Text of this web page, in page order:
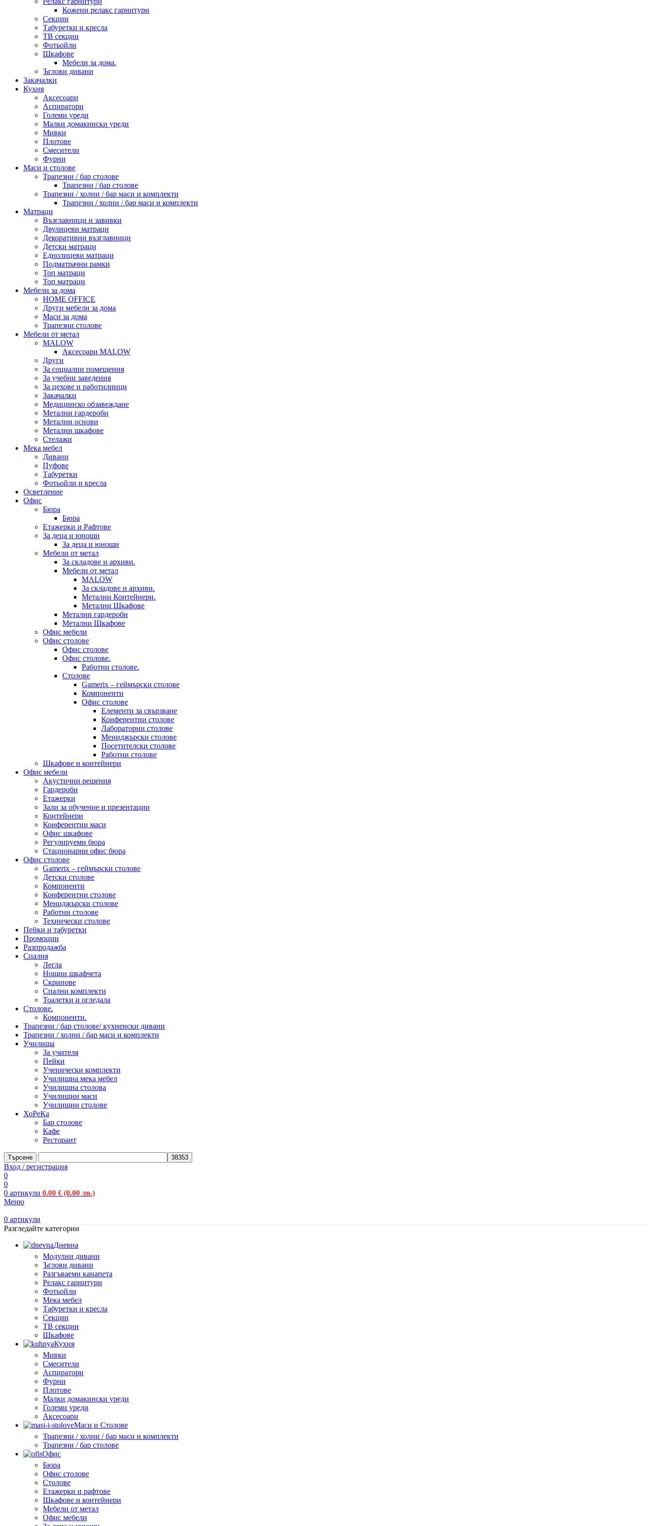
Кожени релакс гарнитури
Секции
Табуретки и кресла
ТВ секции
Фотьойли
Шкафове
Мебели за дома.
Ъглови дивани
Закачалки
Кухня
Аксесоари
Аспиратори
Големи уреди
Малки домакински уреди
Мивки
Плотове
Смесители
Фурни
Маси и столове
Трапезни / бар столове
Трапезни / бар столове
Трапезни / холни / бар маси и комплекти
Трапезни / холни / бар маси и комплекти
Матраци
Възглавници и завивки
Двулицеви матраци
Декоративни възглавници
Детски матраци
Еднолицеви матраци
Подматрачни рамки
Топ матраци
Топ матраци
Мебели за дома
HOME OFFICE
Други мебели за дома
Маси за дома
Трапезни столове
Мебели от метал
MALOW
Аксесоари MALOW
Други
За социални помещения
За учебни заведения
За цехове и работилници
Закачалки
Медицинско обзавеждане
Метални гардероби
Метални основи
Метални шкафове
Стелажи
Мека мебел
Дивани
Пуфове
Табуретки
Фотьойли и кресла
Осветление
Офис
Бюра
Бюра
Етажерки и Рафтове
За деца и юноши
За деца и юноши
Мебели от метал
За складове и архиви.
Мебели от метал
MALOW
За складове и архиви.
Метални Контейнери.
Метални Шкафове
Метални гардероби
Метални Шкафове
Офис мебели
Офис столове
Офис столове
Офис столове.
Работни столове.
Столове
Gamerix – геймърски столове
Компоненти
Офис столове
Елементи за свързване
Конферентни столове
Лабораторни столове
Мениджърски столове
Посетителски столове
Работни столове
Шкафове и контейнери
Офис мебели
Акустични решения
Гардероби
Етажерки
Зали за обучение и презентации
Контейнери
Конферентни маси
Офис шкафове
Регулируеми бюра
Стационарни офис бюра
Офис столове
Gamerix – геймърски столове
Детски столове
Компоненти
Конферентни столове
Мениджърски столове
Работни столове
Технически столове
Пейки и табуретки
Промоции
Разпродажба
Спалня
Легла
Нощни шкафчета
Скринове
Спални комплекти
Тоалетки и огледала
Столове.
Компоненти.
Трапезни / бар столове/ кухненски дивани
Трапезни / холни / бар маси и комплекти
Училища
За учителя
Пейки
Ученически комплекти
Училищна мека мебел
Училищна столова
Училищни маси
Училищни столове
ХоРеКа
Бар столове
Кафе
Ресторант
Търсене
Вход / регистрация
0
0
0 артикули 0.00 € (0.00 лв.)
Меню
0 артикули
Разгледайте категории
Дневна
Модулни дивани
Ъглови дивани
Разгъваеми канапета
Релакс гарнитури
Фотьойли
Мека мебел
Табуретки и кресла
Секции
ТВ секции
Шкафове
Кухня
Мивки
Смесители
Аспиратори
Фурни
Плотове
Малки домакински уреди
Големи уреди
Аксесоари
Маси и Столове
Трапезни / холни / бар маси и комплекти
Трапезни / бар столове
Офис
Бюра
Офис столове
Столове
Етажерки и рафтове
Шкафове и контейнери
Мебели от метал
Офис мебели